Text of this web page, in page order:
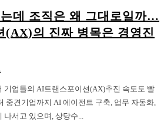
데 조직은 왜 그대로일까…
(AX)의 진짜 병목은 경영진
기업들의 AI트랜스포이션(AX)추진 속도도 빨
중견기업까지 AI 에이전트 구축, 업무 자동화,
서고 있으며, 상당수...